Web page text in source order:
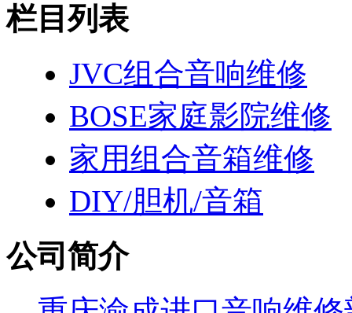
栏目列表
JVC组合音响维修
BOSE家庭影院维修
家用组合音箱维修
DIY/胆机/音箱
公司简介